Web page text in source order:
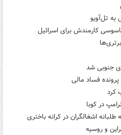
به تل‌آویو
کارمندش برای اسرائیل
جنوبی شد
فساد مالی
کرد
در کوبا
اشغالگران در کرانه باختری
و روسیه